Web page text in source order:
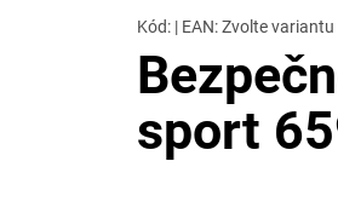
sport
Kód: | EAN:Zvolte variantu